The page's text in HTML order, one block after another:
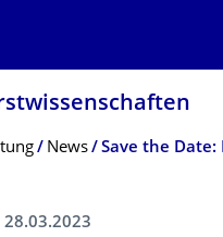
News Save the Date:
28.03.2023